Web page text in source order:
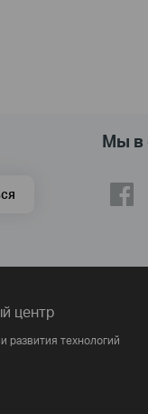
Мы в
центр
развития технологий